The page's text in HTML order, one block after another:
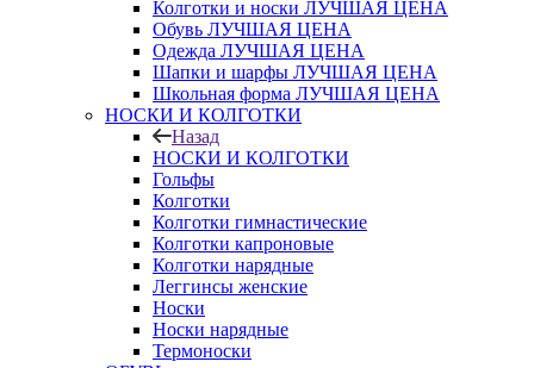
Колготки и носки ЛУЧШАЯ ЦЕНА
Обувь ЛУЧШАЯ ЦЕНА
Одежда ЛУЧШАЯ ЦЕНА
Шапки и шарфы ЛУЧШАЯ ЦЕНА
Школьная форма ЛУЧШАЯ ЦЕНА
НОСКИ И КОЛГОТКИ
Назад
НОСКИ И КОЛГОТКИ
Гольфы
Колготки
Колготки гимнастические
Колготки капроновые
Колготки нарядные
Леггинсы женские
Носки
Носки нарядные
Термоноски